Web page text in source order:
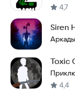
4,7
Siren
Аркады
Toxic
2D
4,4